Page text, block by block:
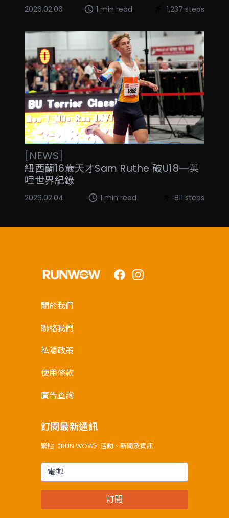
2026.02.06 1 min read 1,237 steps
[NEWS]
紐西蘭16歲天才Sam Ruthe 破U18一英
哩世界紀錄
2026.02.04 1 min read 811 steps
FacebookInstagram
關於我們
聯絡我們
私隱政策
使用條款
廣告查詢
訂閱最新通訊
緊貼《RUN WOW》活動、新聞及資訊
電郵
訂閱